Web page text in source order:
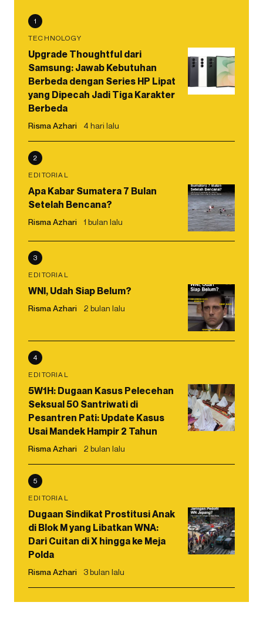
1
TECHNOLOGY
Upgrade Thoughtful dari
Samsung: Jawab Kebutuhan
Berbeda dengan Series HP Lipat
yang Dipecah Jadi Tiga Karakter
Berbeda
Risma Azhari 4 hari lalu
2
EDITORIAL
Apa Kabar Sumatera 7 Bulan
Setelah Bencana?
Risma Azhari 1 bulan lalu
3
EDITORIAL
WNI, Udah Siap Belum?
Risma Azhari 2 bulan lalu
4
EDITORIAL
5W1H: Dugaan Kasus Pelecehan
Seksual 50 Santriwati di
Pesantren Pati: Update Kasus
Usai Mandek Hampir 2 Tahun
Risma Azhari 2 bulan lalu
5
EDITORIAL
Dugaan Sindikat Prostitusi Anak
di Blok M yang Libatkan WNA:
Dari Cuitan di X hingga ke Meja
Polda
Risma Azhari 3 bulan lalu